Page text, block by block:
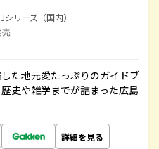
リーズ（国内）
売
た地元愛たっぷりのガイドブ
史や雑学までが詰まった広島
詳細を見る